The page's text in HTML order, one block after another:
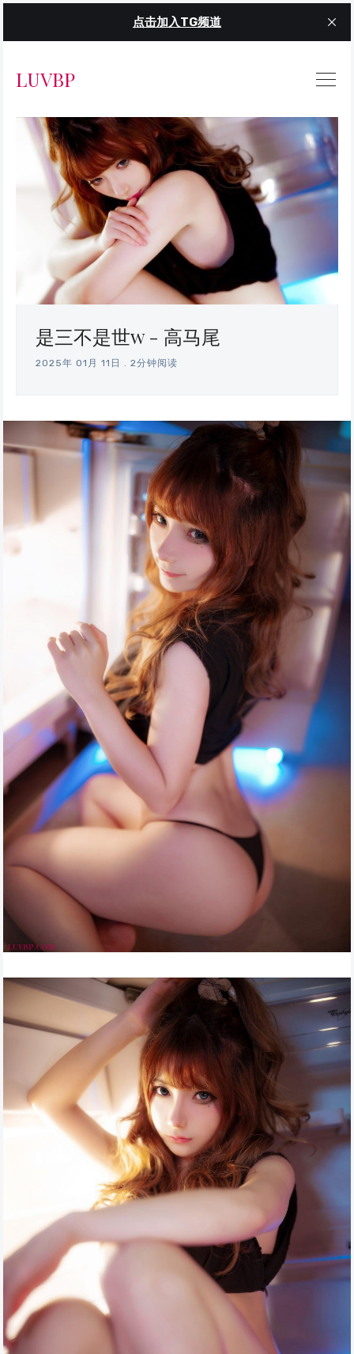
点击加入TG频道
LUVBP
是三不是世w - 高马尾
2025年 01月 11日 2分钟阅读